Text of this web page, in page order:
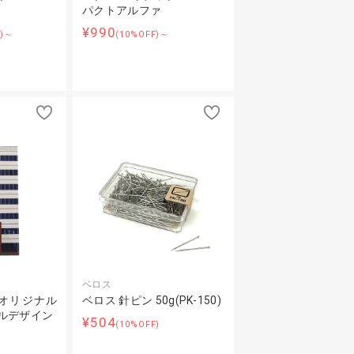
～
パクトアルファ
¥990(10%OFF)～
リジナル
デザイン
ベロス
ベロス 針ピン 50g(PK-150)
¥504(10%OFF)